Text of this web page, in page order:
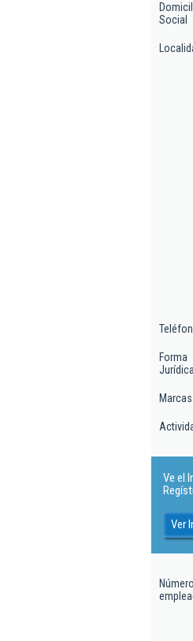
Social
Forma
Jurídica
Marcas
Ve el
Ver